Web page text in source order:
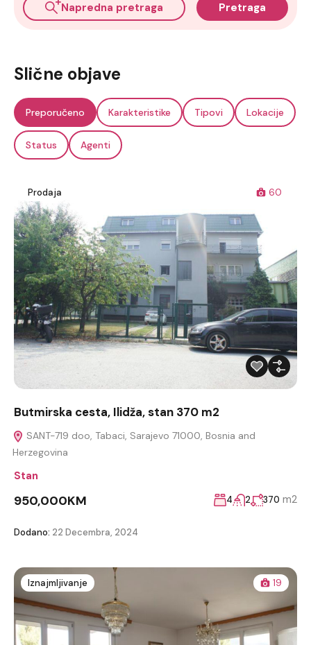
Napredna pretraga Pretraga
Slične objave
Preporučeno Karakteristike Tipovi Lokacije
Status Agenti
Prodaja 60
Butmirska cesta, Ilidža, stan 370 m2
SANT-719 doo, Tabaci, Sarajevo 71000, Bosnia and
Herzegovina
Stan
950,000KM 4 2 370 m2
Dodano: 22 Decembra, 2024
Iznajmljivanje 19